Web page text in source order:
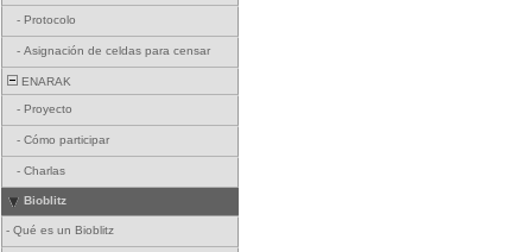
- Protocolo
- Asignación de celdas para censar
ENARAK
- Proyecto
- Cómo participar
- Charlas
Bioblitz
- Qué es un Bioblitz